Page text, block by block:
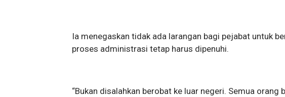
Ia menegaskan tidak ada larangan bagi pejabat untuk
proses administrasi tetap harus dipenuhi.
“Bukan disalahkan berobat ke luar negeri. Semua